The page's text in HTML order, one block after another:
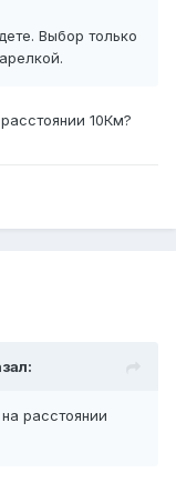
Выбор только
10Км?
расстоянии